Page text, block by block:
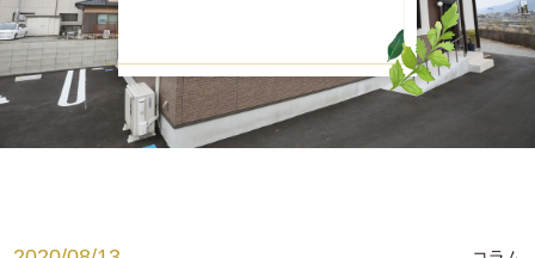
スタッフ紹介
お知らせ
腰痛でお悩みの方